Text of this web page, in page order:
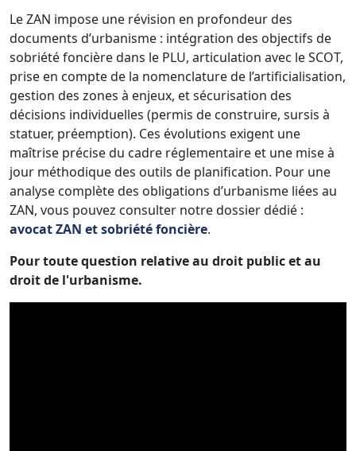
Le ZAN impose une révision en profondeur des
documents d’urbanisme : intégration des objectifs de
sobriété foncière dans le PLU, articulation avec le SCOT,
prise en compte de la nomenclature de l’artificialisation,
gestion des zones à enjeux, et sécurisation des
décisions individuelles (permis de construire, sursis à
statuer, préemption). Ces évolutions exigent une
maîtrise précise du cadre réglementaire et une mise à
jour méthodique des outils de planification. Pour une
analyse complète des obligations d’urbanisme liées au
ZAN, vous pouvez consulter notre dossier dédié :
avocat ZAN et sobriété foncière.
Pour toute question relative au droit public et au
droit de l'urbanisme.